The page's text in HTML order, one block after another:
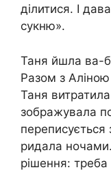
ділитися. І
сукню».
Таня йшла ва-
Разом з
Таня
зображувала
ридала
рішення: